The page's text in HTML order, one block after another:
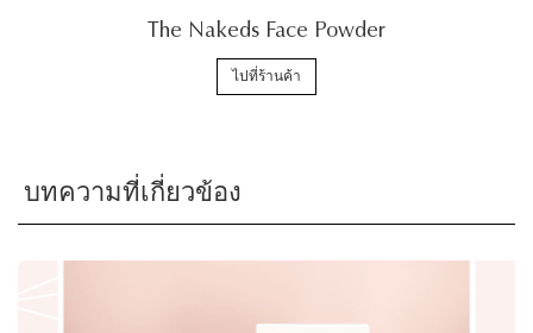
The Nakeds Face Powder
ไปที่ร้านค้า
บทความที่เกี่ยวข้อง